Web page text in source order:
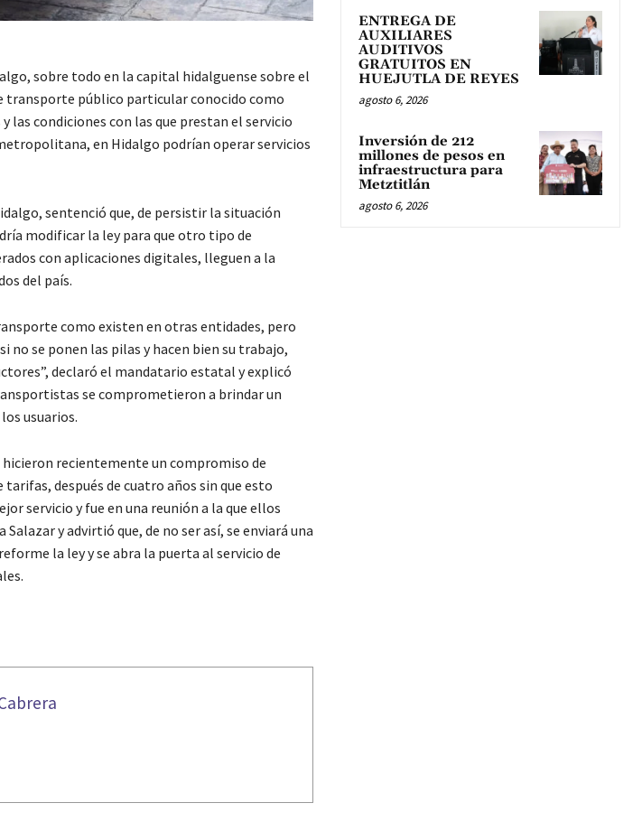
sobre todo en la capital hidalguense sobre el
transporte público particular conocido como
las condiciones con las que prestan el servicio
en Hidalgo podrían operar servicios
sentenció que, de persistir la situación
modificar la ley para que otro tipo de
con aplicaciones digitales, lleguen a la
del país.
como existen en otras entidades, pero
no se ponen las pilas y hacen bien su trabajo,
declaró el mandatario estatal y explicó
se comprometieron a brindar un
usuarios.
recientemente un compromiso de
después de cuatro años sin que esto
servicio y fue en una reunión a la que ellos
y advirtió que, de no ser así, se enviará una
la ley y se abra la puerta al servicio de
ENTREGA DE
AUXILIARES
AUDITIVOS
GRATUITOS EN
HUEJUTLA DE REYES
agosto 6, 2026
Inversión de 212
millones de pesos en
infraestructura para
Metztitlán
agosto 6, 2026